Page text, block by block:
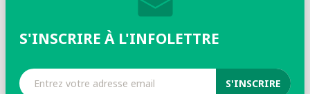
S'INSCRIRE À L'INFOLETTRE